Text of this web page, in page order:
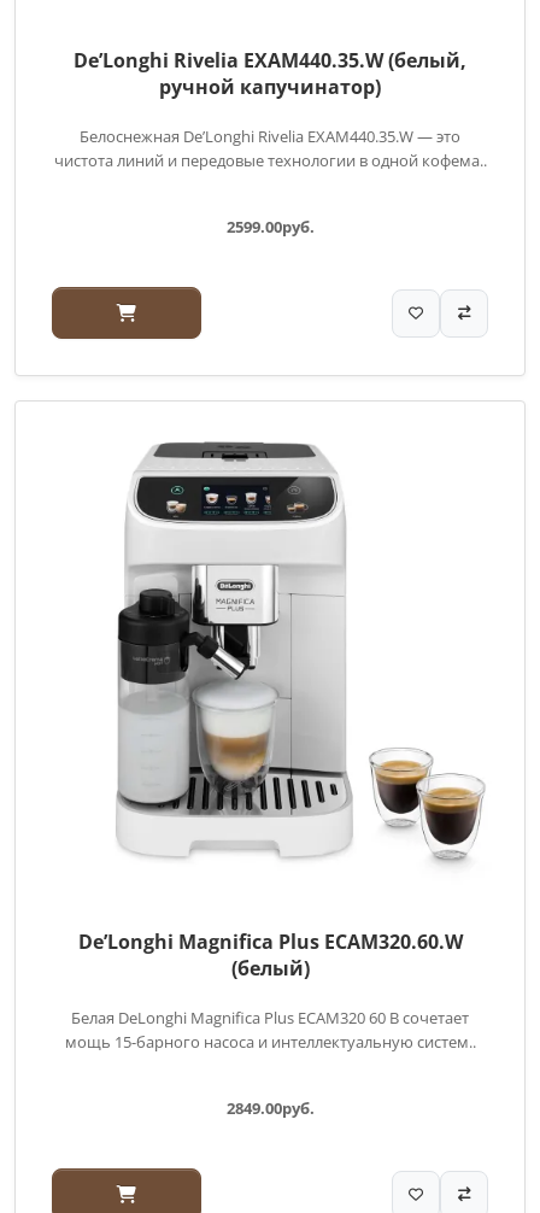
De’Longhi Rivelia EXAM440.35.W (белый,
ручной капучинатор)
Белоснежная De’Longhi Rivelia EXAM440.35.W — это
чистота линий и передовые технологии в одной кофема..
2599.00руб.
De’Longhi Magnifica Plus ECAM320.60.W
(белый)
Белая DeLonghi Magnifica Plus ECAM320 60 B сочетает
мощь 15-барного насоса и интеллектуальную систем..
2849.00руб.